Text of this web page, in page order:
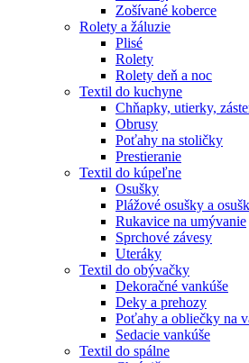
Zošívané koberce
Rolety a žáluzie
Plisé
Rolety
Rolety deň a noc
Textil do kuchyne
Chňapky, utierky,
Obrusy
Poťahy na stoličky
Prestieranie
Textil do kúpeľne
Osušky
Plážové osušky a
Rukavice na umývanie
Sprchové závesy
Uteráky
Textil do obývačky
Dekoračné vankúše
Deky a prehozy
Poťahy a obliečky na
Sedacie vankúše
Textil do spálne